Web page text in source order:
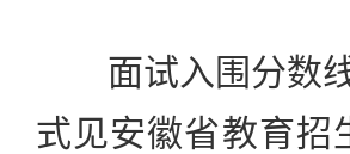
面试入围分数线
式见安徽省教育招